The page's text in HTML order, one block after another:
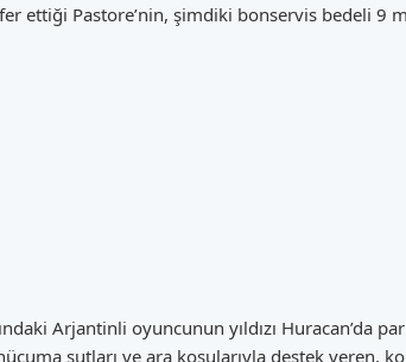
ettiği Pastore’nin, şimdiki bonservis bedeli 9
Arjantinli oyuncunun yıldızı Huracan’da
şutları ve ara koşularıyla destek